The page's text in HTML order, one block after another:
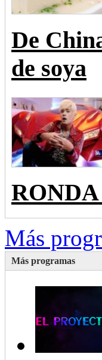
De
de soya
Más
Más programas